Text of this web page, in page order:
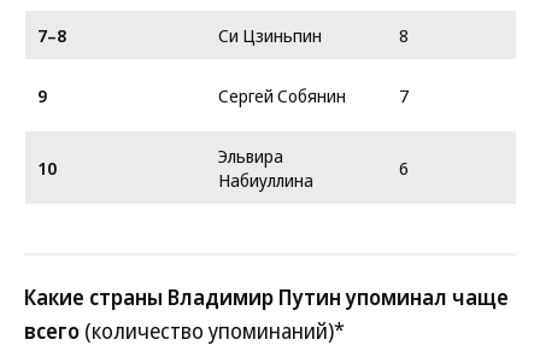
7–8 Си Цзиньпин 8
9 Сергей Собянин 7
10
Эльвира
Набиуллина
6
Какие страны Владимир Путин упоминал чаще
всего (количество упоминаний)*